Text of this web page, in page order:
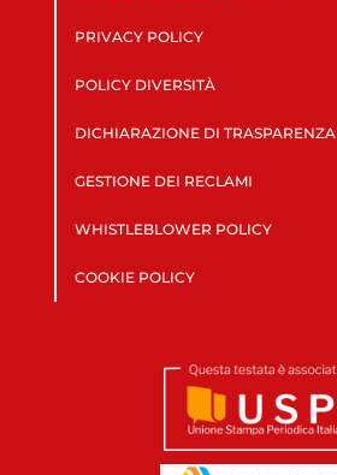
PRIVACY POLICY
POLICY DIVERSITÀ
DICHIARAZIONE DI TRASPARENZA
GESTIONE DEI RECLAMI
WHISTLEBLOWER POLICY
COOKIE POLICY